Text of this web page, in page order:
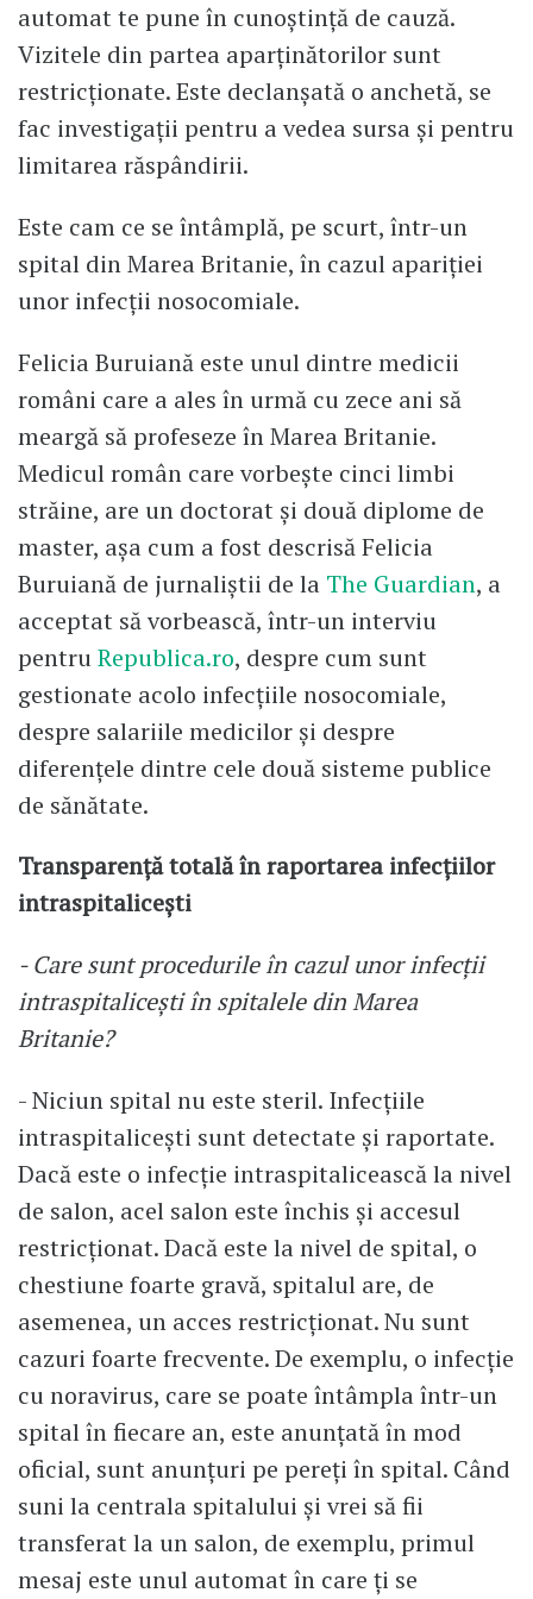
automat te pune în cunoștință de cauză.
Vizitele din partea aparținătorilor sunt
restricționate. Este declanșată o anchetă, se
fac investigații pentru a vedea sursa și pentru
limitarea răspândirii.
Este cam ce se întâmplă, pe scurt, într-un
spital din Marea Britanie, în cazul apariției
unor infecții nosocomiale.
Felicia Buruiană este unul dintre medicii
români care a ales în urmă cu zece ani să
meargă să profeseze în Marea Britanie.
Medicul român care vorbește cinci limbi
străine, are un doctorat și două diplome de
master, așa cum a fost descrisă Felicia
Buruiană de jurnaliștii de la The Guardian, a
acceptat să vorbească, într-un interviu
pentruRepublica.ro, despre cum sunt
gestionate acolo infecțiile nosocomiale,
despre salariile medicilor și despre
diferențele dintre cele două sisteme publice
de sănătate.
Transparență totală în raportarea infecțiilor
intraspitalicești
- Care sunt procedurile în cazul unor infecții
intraspitalicești în spitalele din Marea
Britanie?
- Niciun spital nu este steril. Infecțiile
intraspitalicești sunt detectate și raportate.
Dacă este o infecție intraspitalicească la nivel
de salon, acel salon este închis și accesul
restricționat. Dacă este la nivel de spital, o
chestiune foarte gravă, spitalul are, de
asemenea, un acces restricționat. Nu sunt
cazuri foarte frecvente. De exemplu, o infecție
cu noravirus, care se poate întâmpla într-un
spital în fiecare an, este anunțată în mod
oficial, sunt anunțuri pe pereți în spital. Când
suni la centrala spitalului și vrei să fii
transferat la un salon, de exemplu, primul
mesaj este unul automat în care ți se